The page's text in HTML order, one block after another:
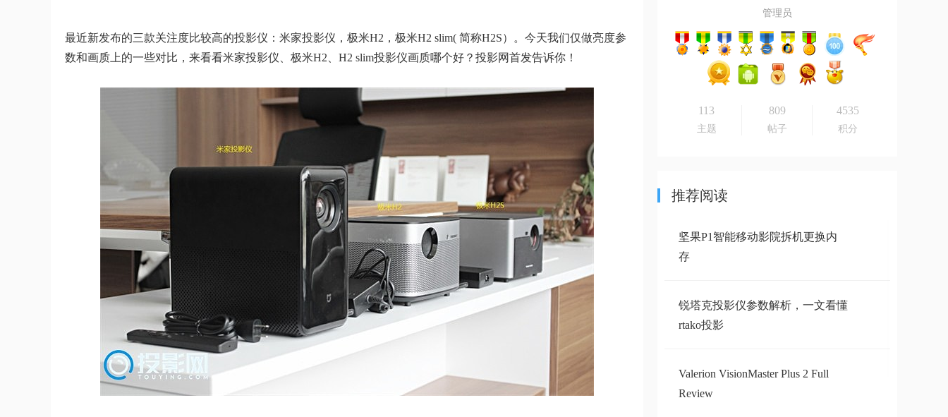
最近新发布的三款关注度比较高的投影仪：米家投影仪，极米H2，极米H2 slim( 简称H2S）。今天我们仅做亮度参
数和画质上的一些对比，来看看米家投影仪、极米H2、H2 slim投影仪画质哪个好？投影网首发告诉你！
管理员
113
主题
809
帖子
4535
积分
推荐阅读
坚果P1智能移动影院拆机更换内
存
锐塔克投影仪参数解析，一文看懂
rtako投影
Valerion VisionMaster Plus 2 Full
Review